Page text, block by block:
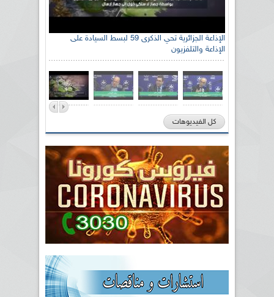
الإذاعة الجزائرية تحي الذكرى 59 لبسط السيادة على
الإذاعة والتلفزيون
كل الفيديوهات